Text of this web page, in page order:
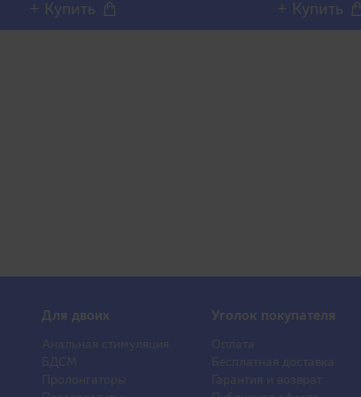
+ Купить + Купить
Для двоих Уголок покупателя